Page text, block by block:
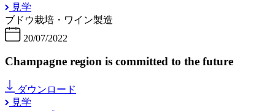
見学
ブドウ栽培・ワイン製造
20/07/2022
Champagne region is committed to the future
ダウンロード
見学